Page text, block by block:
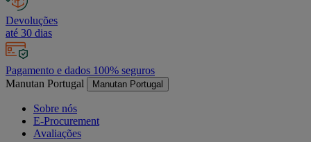
Devoluções
até 30 dias
Pagamento e dados 100% seguros
Manutan Portugal
Manutan Portugal
Sobre nós
E-Procurement
Avaliações